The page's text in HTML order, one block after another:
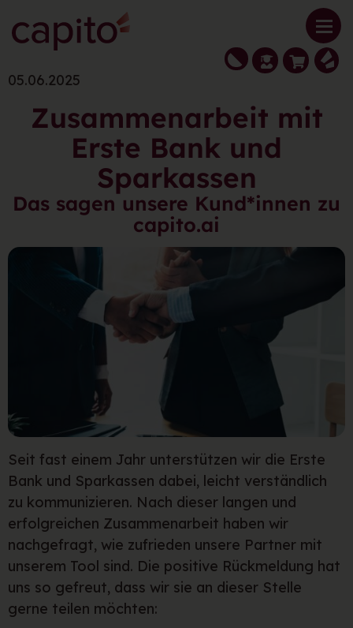
05.06.2025
Zusammenarbeit mit
Erste Bank und
Sparkassen
Das sagen unsere Kund*innen zu
capito.ai
Seit fast einem Jahr unterstützen wir die Erste
Bank und Sparkassen dabei, leicht verständlich
zu kommunizieren. Nach dieser langen und
erfolgreichen Zusammenarbeit haben wir
nachgefragt, wie zufrieden unsere Partner mit
unserem Tool sind. Die positive Rückmeldung hat
uns so gefreut, dass wir sie an dieser Stelle
gerne teilen möchten: